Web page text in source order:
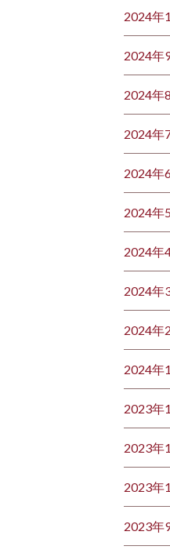
2024年
2024年
2024年
2024年
2024年
2024年
2024年
2024年
2024年
2024年
2023年
2023年
2023年
2023年